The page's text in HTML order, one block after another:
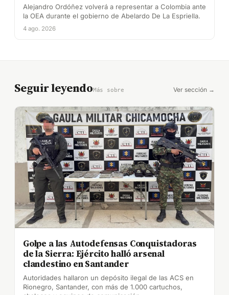
Alejandro Ordóñez volverá a representar a Colombia ante
la OEA durante el gobierno de Abelardo De La Espriella.
4 ago. 2026
Seguir leyendoMás sobre Ver sección →
Golpe a las Autodefensas Conquistadoras
de la Sierra: Ejército halló arsenal
clandestino en Santander
Autoridades hallaron un depósito ilegal de las ACS en
Rionegro, Santander, con más de 1.000 cartuchos,